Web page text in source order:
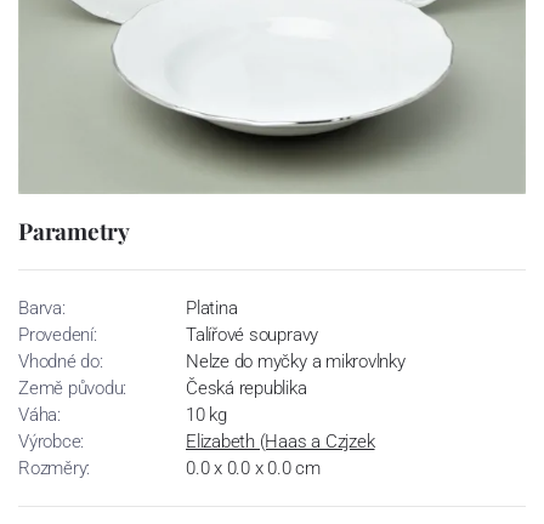
Parametry
Barva:
Platina
Provedení:
Talířové soupravy
Vhodné do:
Nelze do myčky a mikrovlnky
Země původu:
Česká republika
Váha:
10 kg
Výrobce:
Elizabeth (Haas a Czjzek
Rozměry:
0.0 x 0.0 x 0.0 cm